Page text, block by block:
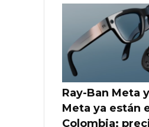
Ray-Ban Meta
Meta ya están
Colombia: